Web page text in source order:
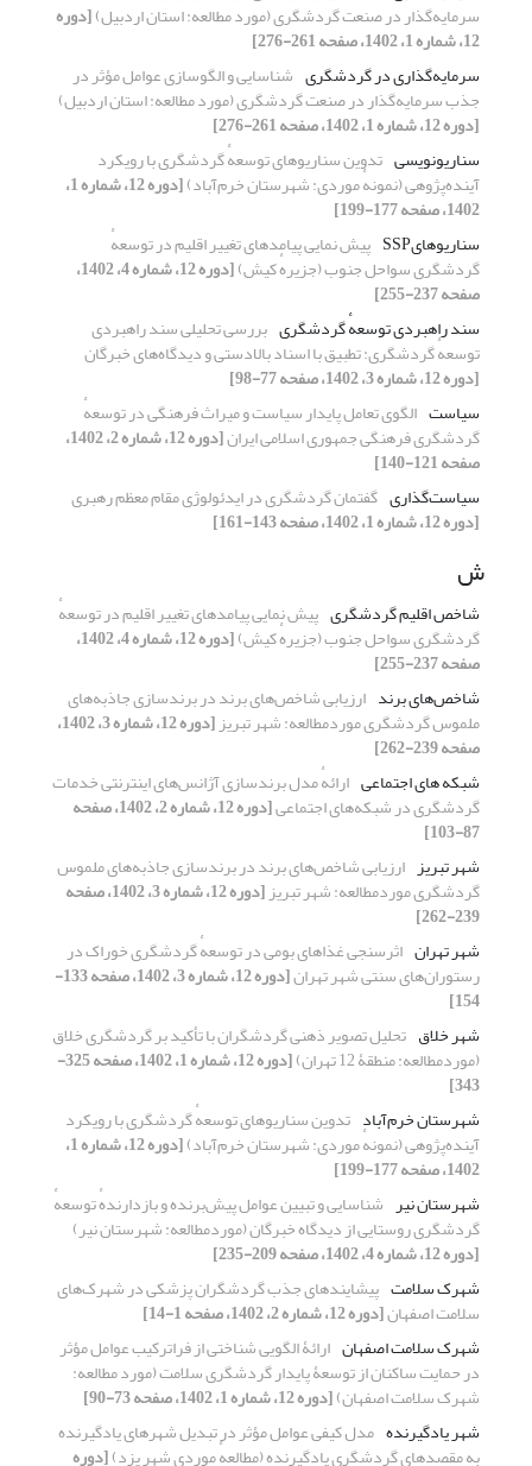
سرمایه‌گذار در صنعت گردشگری (مورد مطالعه: استان اردبیل)[دوره
12، شماره 1، 1402، صفحه 261-276]
سرمایه‌گذاری در گردشگری شناسایی و الگوسازی عوامل مؤثر در
جذب سرمایه‌گذار در صنعت گردشگری (مورد مطالعه: استان اردبیل)
[دوره 12، شماره 1، 1402، صفحه 261-276]
سناریونویسی تدوین سناریوهای توسعهٔ گردشگری با رویکرد
آینده‌پژوهی (نمونهٔ موردی: شهرستان خرم‌آباد) [دوره 12، شماره 1،
1402، صفحه 177-199]
سناریوهایSSP
پیش نمایی پیامدهای تغییر اقلیم در توسعهٔ
گردشگری سواحل جنوب (جزیرهٔ کیش) [دوره 12، شماره 4، 1402،
صفحه 237-255]
سند راهبردی توسعهٔ گردشگری بررسی تحلیلی سند راهبردی
توسعهٔ گردشگری: تطبیق با اسناد بالادستی و دیدگاه‌های خبرگان
[دوره 12، شماره 3، 1402، صفحه 77-98]
سیاست الگوی تعامل پایدار سیاست و میراث فرهنگی در توسعهٔ
گردشگری فرهنگی جمهوری اسلامی ایران [دوره 12، شماره 2، 1402،
صفحه 121-140]
سیاست‌گذاری گفتمان گردشگری در ایدئولوژی مقام معظم رهبری
[دوره 12، شماره 1، 1402، صفحه 143-161]
ش
شاخص اقلیم گردشگری پیش نمایی پیامدهای تغییر اقلیم در توسعهٔ
گردشگری سواحل جنوب (جزیرهٔ کیش) [دوره 12، شماره 4، 1402،
صفحه 237-255]
شاخص‌های برند ارزیابی شاخص‌های برند در برندسازی جاذبه‌های
ملموس گردشگری موردمطالعه: شهر تبریز [دوره 12، شماره 3، 1402،
صفحه 239-262]
شبکه‏ های اجتماعی ارائهٔ مدل برندسازی آژانس‌های اینترنتی خدمات
گردشگری در شبکه‌های اجتماعی [دوره 12، شماره 2، 1402، صفحه
87-103]
شهر تبریز ارزیابی شاخص‌های برند در برندسازی جاذبه‌های ملموس
گردشگری موردمطالعه: شهر تبریز [دوره 12، شماره 3، 1402، صفحه
239-262]
شهر تهران اثرسنجی غذاهای بومی در توسعهٔ گردشگری خوراک در
رستوران‌های سنتی شهر تهران [دوره 12، شماره 3، 1402، صفحه 133-
154]
شهر خلاق تحلیل تصویر ذهنی گردشگران با تأکید بر گردشگری خلاق
(موردمطالعه: منطقۀ 12 تهران) [دوره 12، شماره 1، 1402، صفحه 325-
343]
شهرستان خرم‌آباد تدوین سناریوهای توسعهٔ گردشگری با رویکرد
آینده‌پژوهی (نمونهٔ موردی: شهرستان خرم‌آباد) [دوره 12، شماره 1،
1402، صفحه 177-199]
شهرستان نیر شناسایی و تبیین عوامل پیش‌برنده و بازدارندهٔ توسعهٔ
گردشگری روستایی از دیدگاه خبرگان (موردمطالعه: شهرستان نیر)
[دوره 12، شماره 4، 1402، صفحه 209-235]
شهرک سلامت پیشایندهای جذب گردشگران پزشکی در شهرک‌های
سلامت اصفهان[دوره 12، شماره 2، 1402، صفحه 1-14]
شهرک سلامت اصفهان ارائۀ الگویی شناختی از فراترکیب عوامل مؤثر
در حمایت ساکنان از توسعۀ پایدار گردشگری سلامت (مورد مطالعه:
شهرک سلامت اصفهان)[دوره 12، شماره 1، 1402، صفحه 73-90]
شهر یادگیرنده مدل کیفی عوامل مؤثر در تبدیل شهرهای یادگیرنده
به مقصدهای گردشگری یادگیرنده (مطالعهٔ موردی شهر یزد)[دوره